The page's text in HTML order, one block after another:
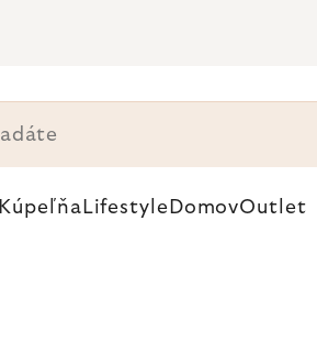
Kúpeľňa Lifestyle DomovOutlet